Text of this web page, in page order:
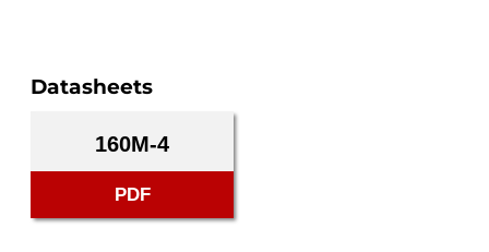
Datasheets
160M-4
PDF